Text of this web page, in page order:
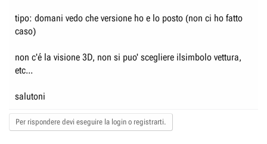
tipo: domani vedo che versione ho e lo posto (non ci ho fatto
caso)
non c'é la visione 3D, non si puo' scegliere ilsimbolo vettura,
etc...
salutoni
Per rispondere devi eseguire la login o registrarti.